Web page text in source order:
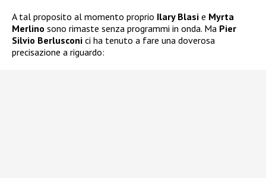
A tal proposito al momento proprio Ilary Blasi e Myrta
Merlino sono rimaste senza programmi in onda. Ma Pier
Silvio Berlusconi ci ha tenuto a fare una doverosa
precisazione a riguardo: